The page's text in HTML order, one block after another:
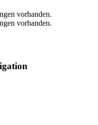
vorhanden.
vorhanden.